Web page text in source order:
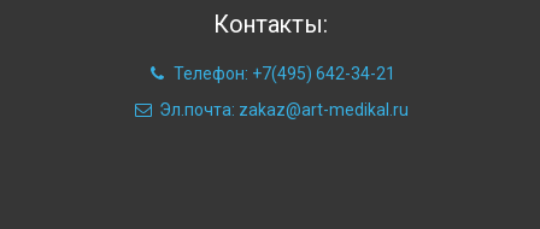
Контакты:
Телефон: +7(495) 642-34-21
Эл.почта: zakaz@art-medikal.ru